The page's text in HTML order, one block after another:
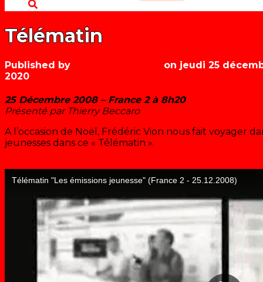
Télématin
Published by on jeudi 25
2020
25 Décembre 2008 – France 2 à 8h20
Présenté par Thierry Beccaro
A l’occasion de Noël, Frédéric Vion nous fait voyager
jeunesses dans ce « Télématin ».